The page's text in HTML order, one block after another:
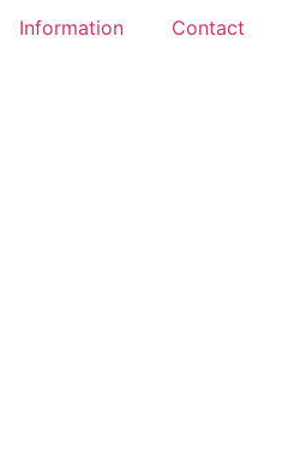
Information Contact